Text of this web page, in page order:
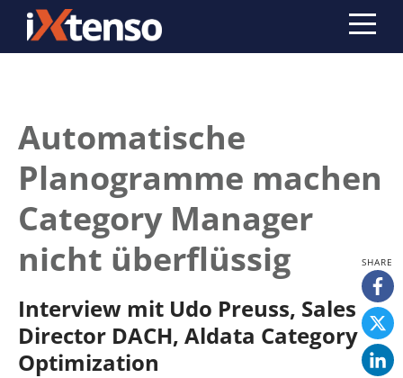
Automatische
Planogramme machen
Category Manager
nicht überflüssig
Interview mit Udo Preuss, Sales
Director DACH, Aldata Category
Optimization